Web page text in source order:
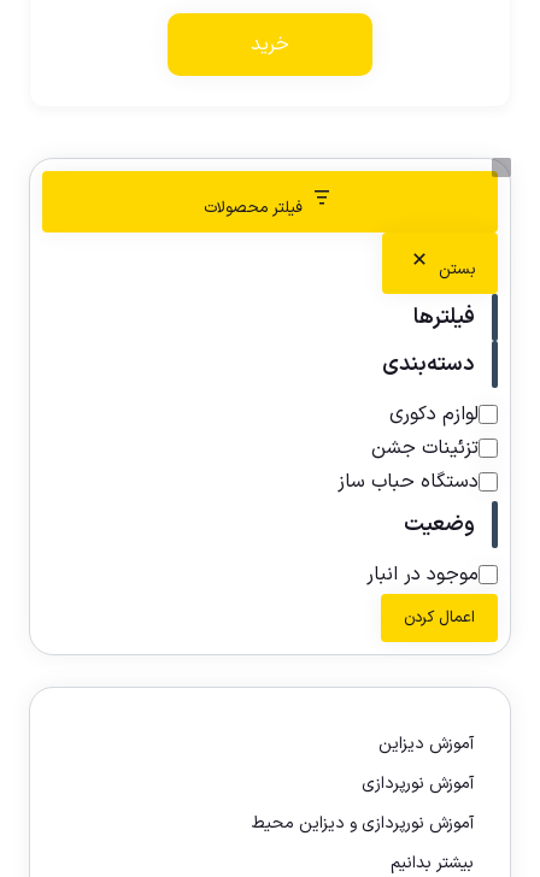
خرید
فیلتر محصولات
بستن
فیلترها
دسته‌بندی
لوازم دکوری
تزئینات جشن
دستگاه حباب ساز
وضعیت
موجود در انبار
اعمال کردن
آموزش دیزاین
آموزش نورپردازی
آموزش نورپردازی و دیزاین محیط
بیشتر بدانیم